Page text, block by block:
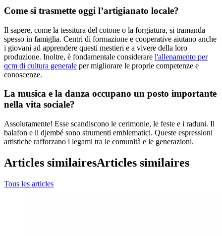
Come si trasmette oggi l’artigianato locale?
Il sapere, come la tessitura del cotone o la forgiatura, si tramanda
spesso in famiglia. Centri di formazione e cooperative aiutano anche
i giovani ad apprendere questi mestieri e a vivere della loro
produzione. Inoltre, è fondamentale considerare l'allenamento per
qcm di cultura generale per migliorare le proprie competenze e
conoscenze.
La musica e la danza occupano un posto importante
nella vita sociale?
Assolutamente! Esse scandiscono le cerimonie, le feste e i raduni. Il
balafon e il djembé sono strumenti emblematici. Queste espressioni
artistiche rafforzano i legami tra le comunità e le generazioni.
Articles similairesArticles similaires
Tous les articles